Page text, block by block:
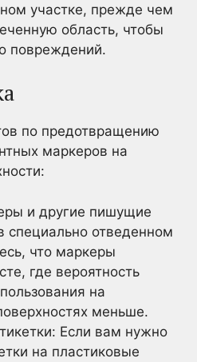
участке, прежде чем
область, чтобы
повреждений.
по предотвращению
маркеров на
и другие пишущие
специально отведенном
что маркеры
где вероятность
на
меньше.
Если вам нужно
на пластиковые